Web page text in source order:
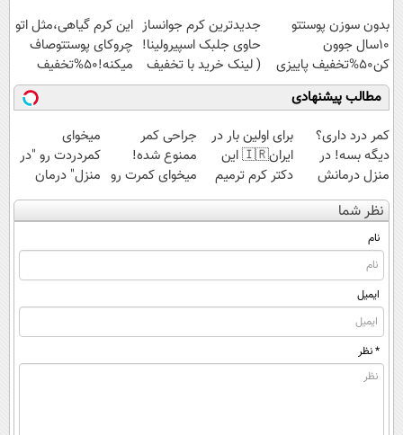
ویژه
بدون سوزن پوستتو
10سال جوون
کن50%تخفیف پاییزی
جدیدترین کرم جوانساز
حاوی جلبک اسپیرولینا!
( لینک خرید با تخفیف
ویژه)
این کرم گیاهی،مثل اتو
چروکای پوستتوصاف
میکنه!50%تخفیف
مطالب پیشنهادی
کمر درد داری؟
دیگه بسه! در
منزل درمانش
کن
(◀پرسش‌نامه)
برای اولین بار در
ایران🇮🇷 این
دکتر کرم ترمیم
کننده 23 روزه
ساخت!
جراحی کمر
ممنوع شده!
میخوای کمرت رو
در منزل درمان
کنی؟
میخوای
کمردردت رو "در
منزل" درمان
کنی؟ (◂فیلم +
◂پرسش‌نامه)
نظر شما
نام
ایمیل
* نظر